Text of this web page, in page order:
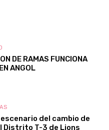
DE RAMAS FUNCIONA
ANGOL
del cambio de
Distrito T-3 de Lions